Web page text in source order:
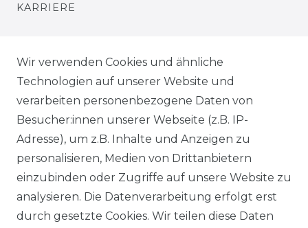
KARRIERE
BLOG
VORTEILE
☛ TOP Marken – TOP Qualität
Wir verwenden Cookies und ähnliche
Technologien auf unserer Website und
verarbeiten personenbezogene Daten von
Besucher:innen unserer Webseite (z.B. IP-
Adresse), um z.B. Inhalte und Anzeigen zu
personalisieren, Medien von Drittanbietern
einzubinden oder Zugriffe auf unsere Website zu
analysieren. Die Datenverarbeitung erfolgt erst
durch gesetzte Cookies. Wir teilen diese Daten